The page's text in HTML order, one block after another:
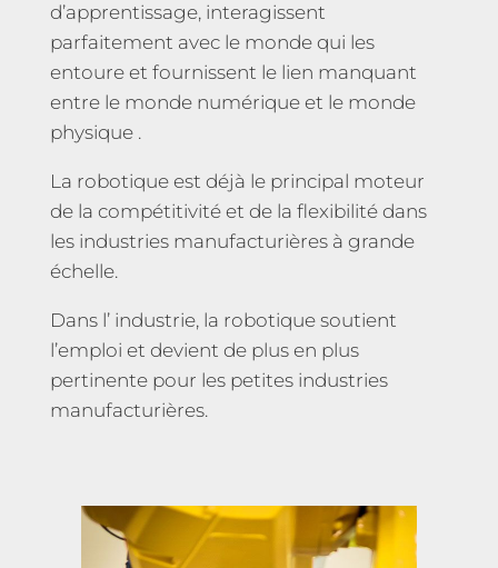
d’apprentissage, interagissent
parfaitement avec le monde qui les
entoure et fournissent le lien manquant
entre le monde numérique et le monde
physique .
La robotique est déjà le principal moteur
de la compétitivité et de la flexibilité dans
les industries manufacturières à grande
échelle.
Dans l’ industrie, la robotique soutient
l’emploi et devient de plus en plus
pertinente pour les petites industries
manufacturières.